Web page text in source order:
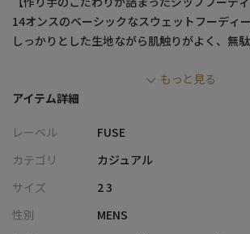
14オンスのベーシックなスウェットフーディー
しっかりとした生地ながら肌触りがよく、無
【デザイン/素材】
けます。
大きめのフードは帽子の上からでもすっぽりと
【シルエット】
サイジングにこだわり、ディテールまで丁寧に
もっと見る
アイテム詳細
レーベル
FUSE
カテゴリ
カジュアル
サイズ
2 3
性別
MENS